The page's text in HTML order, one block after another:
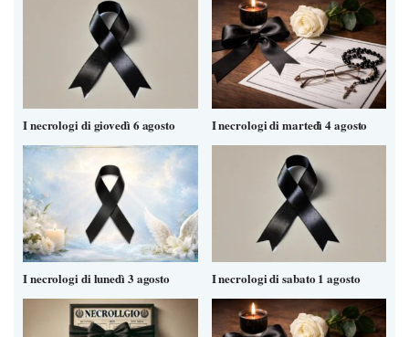
I necrologi di giovedì 6 agosto I necrologi di martedì 4 agosto
I necrologi di lunedì 3 agosto I necrologi di sabato 1 agosto